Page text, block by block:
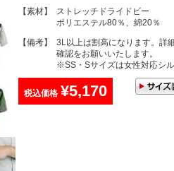
【素材】
ストレッチドライドビー
ポリエステル80％、綿20％
【備考】
3L以上は割高になります。詳
確認をお願いいたします。
※SS・Sサイズは女性対応シル
税込価格 ¥5,170